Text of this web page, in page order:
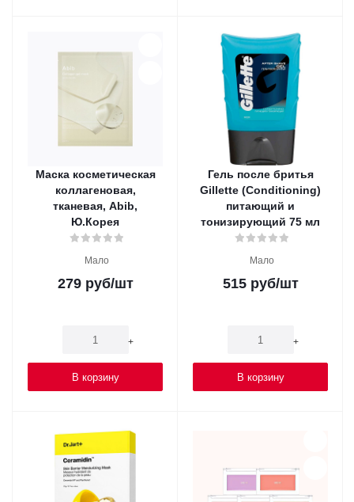
Маска косметическая
коллагеновая,
тканевая, Abib,
Ю.Корея
Мало
279руб/шт
+
В корзину
Гель после бритья
Gillette (Conditioning)
питающий и
тонизирующий 75 мл
Мало
515руб/шт
+
В корзину